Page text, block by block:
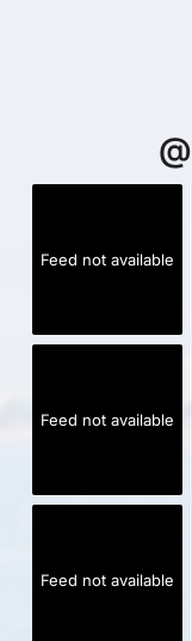
@
Feed not available
Feed not available
Feed not available